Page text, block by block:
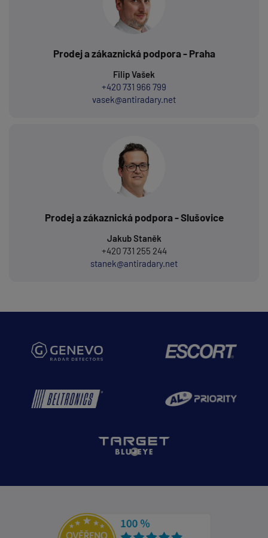
Prodej a zákaznická podpora - Praha
Filip Vašek
+420 731 966 799
vasek@antiradary.net
Prodej a zákaznická podpora - Slušovice
Jakub Staněk
+420 731 255 244
stanek@antiradary.net